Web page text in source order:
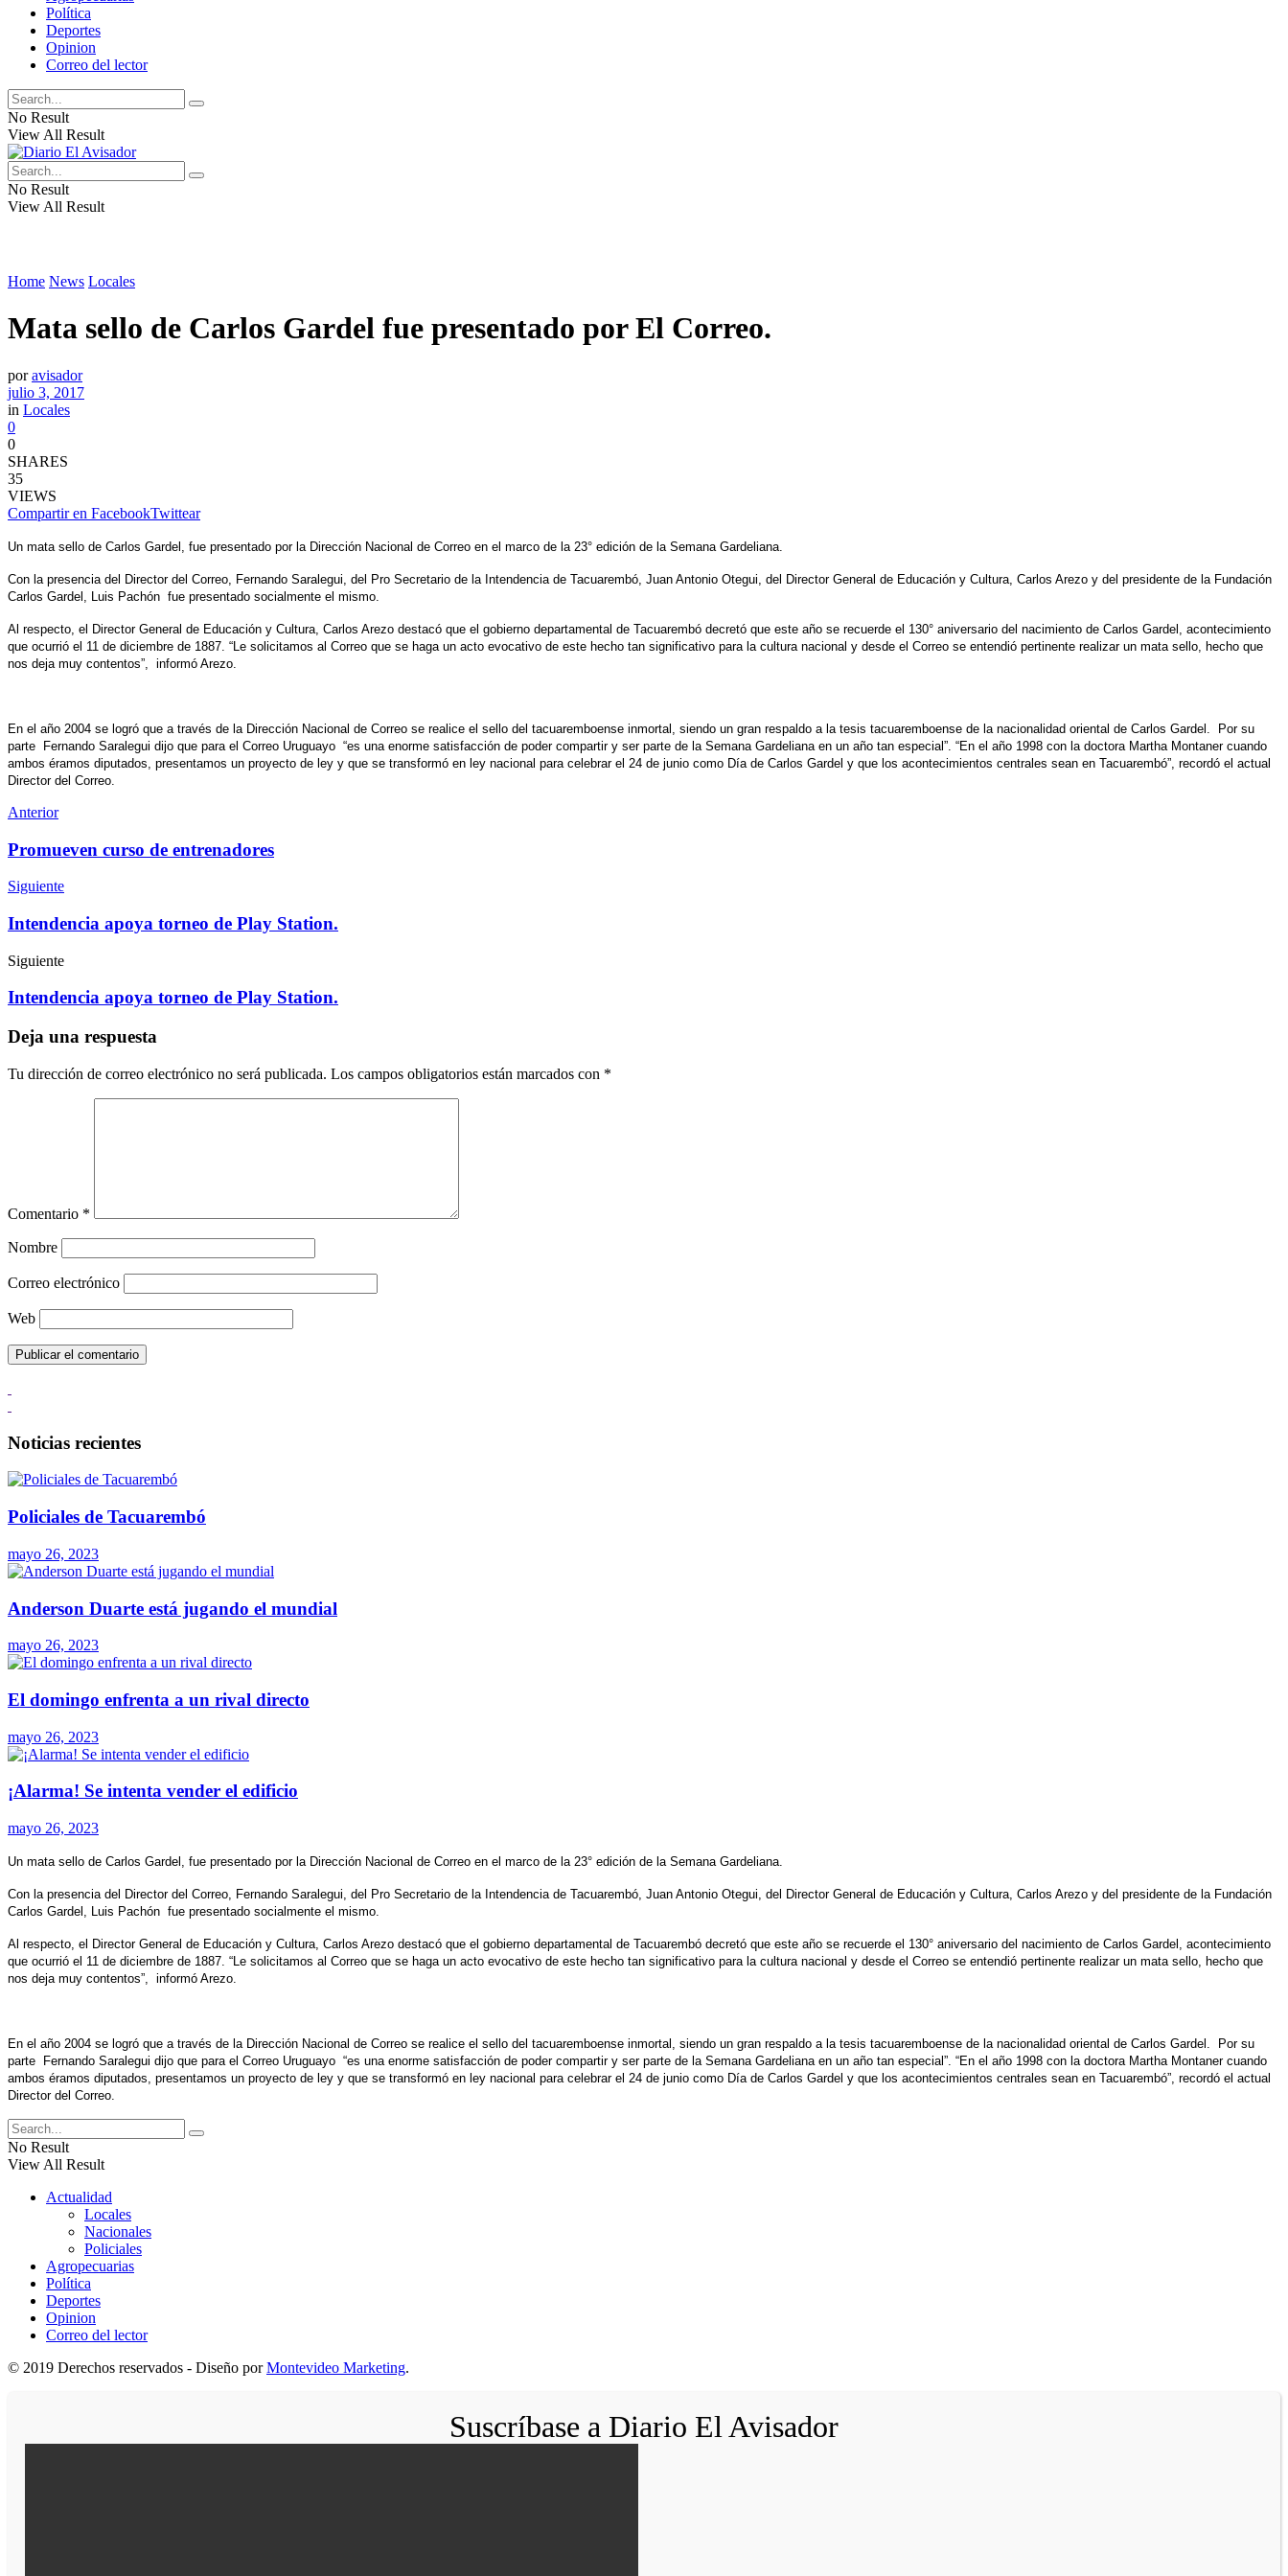
Política
Deportes
Opinion
Correo del lector
No Result
View All Result
No Result
View All Result
Home News Locales
Mata sello de Carlos Gardel fue presentado por El Correo.
por avisador
julio 3, 2017
in Locales
0
0
SHARES
35
VIEWS
Compartir en FacebookTwittear
Un mata sello de Carlos Gardel, fue presentado por la Dirección Nacional de Correo en el marco de la 23° edición de la Semana Gardeliana.
Con la presencia del Director del Correo, Fernando Saralegui, del Pro Secretario de la Intendencia de Tacuarembó, Juan Antonio Otegui, del Director General de Educación y Cultura, Carlos Arezo y del presidente de la Fundación
Carlos Gardel, Luis Pachón fue presentado socialmente el mismo.
Al respecto, el Director General de Educación y Cultura, Carlos Arezo destacó que el gobierno departamental de Tacuarembó decretó que este año se recuerde el 130° aniversario del nacimiento de Carlos Gardel, acontecimiento
que ocurrió el 11 de diciembre de 1887. “Le solicitamos al Correo que se haga un acto evocativo de este hecho tan significativo para la cultura nacional y desde el Correo se entendió pertinente realizar un mata sello, hecho que
nos deja muy contentos”, informó Arezo.
En el año 2004 se logró que a través de la Dirección Nacional de Correo se realice el sello del tacuaremboense inmortal, siendo un gran respaldo a la tesis tacuaremboense de la nacionalidad oriental de Carlos Gardel. Por su
parte Fernando Saralegui dijo que para el Correo Uruguayo “es una enorme satisfacción de poder compartir y ser parte de la Semana Gardeliana en un año tan especial”. “En el año 1998 con la doctora Martha Montaner cuando
ambos éramos diputados, presentamos un proyecto de ley y que se transformó en ley nacional para celebrar el 24 de junio como Día de Carlos Gardel y que los acontecimientos centrales sean en Tacuarembó”, recordó el actual
Director del Correo.
Anterior
Promueven curso de entrenadores
Siguiente
Intendencia apoya torneo de Play Station.
Siguiente
Intendencia apoya torneo de Play Station.
Deja una respuesta
Tu dirección de correo electrónico no será publicada. Los campos obligatorios están marcados con *
Comentario *
Nombre
Correo electrónico
Web
Noticias recientes
Policiales de Tacuarembó
mayo 26, 2023
Anderson Duarte está jugando el mundial
mayo 26, 2023
El domingo enfrenta a un rival directo
mayo 26, 2023
¡Alarma! Se intenta vender el edificio
mayo 26, 2023
Un mata sello de Carlos Gardel, fue presentado por la Dirección Nacional de Correo en el marco de la 23° edición de la Semana Gardeliana.
Con la presencia del Director del Correo, Fernando Saralegui, del Pro Secretario de la Intendencia de Tacuarembó, Juan Antonio Otegui, del Director General de Educación y Cultura, Carlos Arezo y del presidente de la Fundación
Carlos Gardel, Luis Pachón fue presentado socialmente el mismo.
Al respecto, el Director General de Educación y Cultura, Carlos Arezo destacó que el gobierno departamental de Tacuarembó decretó que este año se recuerde el 130° aniversario del nacimiento de Carlos Gardel, acontecimiento
que ocurrió el 11 de diciembre de 1887. “Le solicitamos al Correo que se haga un acto evocativo de este hecho tan significativo para la cultura nacional y desde el Correo se entendió pertinente realizar un mata sello, hecho que
nos deja muy contentos”, informó Arezo.
En el año 2004 se logró que a través de la Dirección Nacional de Correo se realice el sello del tacuaremboense inmortal, siendo un gran respaldo a la tesis tacuaremboense de la nacionalidad oriental de Carlos Gardel. Por su
parte Fernando Saralegui dijo que para el Correo Uruguayo “es una enorme satisfacción de poder compartir y ser parte de la Semana Gardeliana en un año tan especial”. “En el año 1998 con la doctora Martha Montaner cuando
ambos éramos diputados, presentamos un proyecto de ley y que se transformó en ley nacional para celebrar el 24 de junio como Día de Carlos Gardel y que los acontecimientos centrales sean en Tacuarembó”, recordó el actual
Director del Correo.
No Result
View All Result
Actualidad
Locales
Nacionales
Policiales
Agropecuarias
Política
Deportes
Opinion
Correo del lector
© 2019 Derechos reservados - Diseño porMontevideo Marketing.
Suscríbase a Diario El Avisador